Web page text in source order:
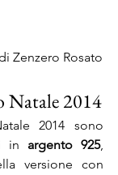
Zenzero Rosato
Natale 2014
2014 sono
in argento 925,
versione con